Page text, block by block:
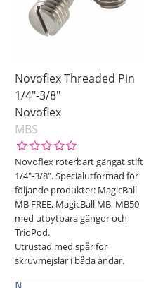
Novoflex Threaded Pin
1/4"-3/8"
Novoflex
MBS
Novoflex roterbart gängat stift
1/4"-3/8". Specialutformad för
följande produkter: MagicBall
MB FREE, MagicBall MB, MB50
med utbytbara gängor och
TrioPod.
Utrustad med spår för
skruvmejslar i båda ändar.